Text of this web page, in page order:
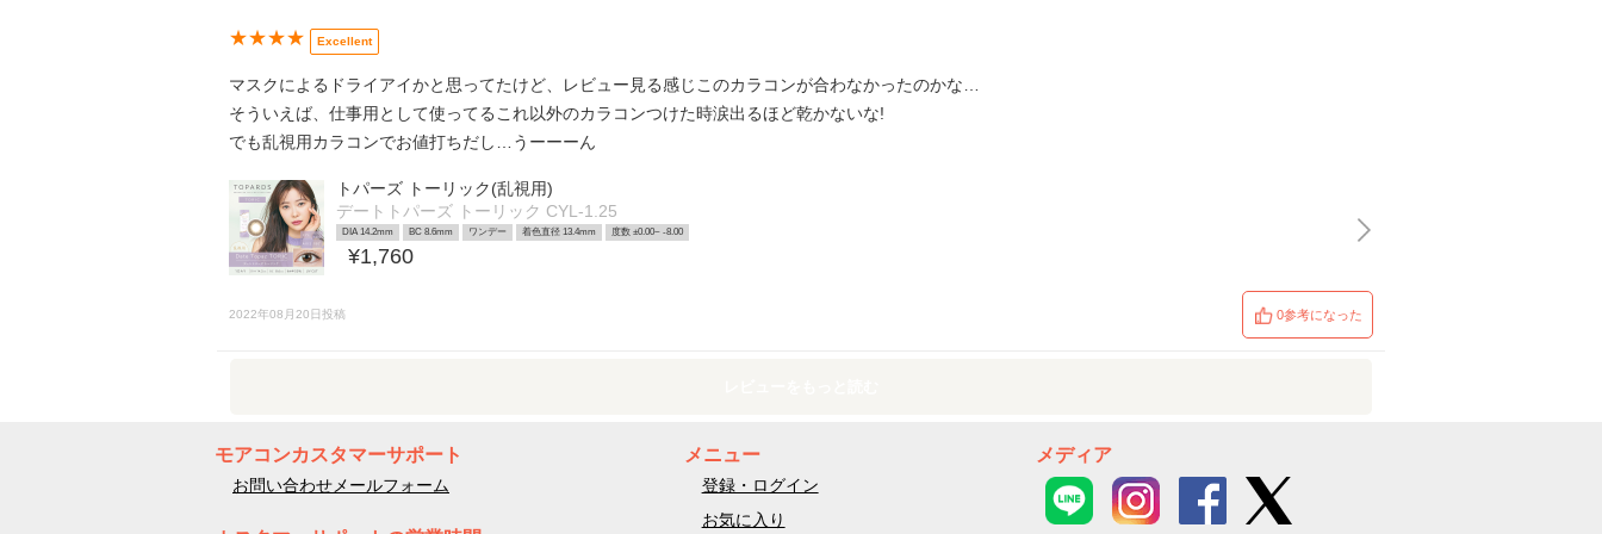
★★★★ Excellent
マスクによるドライアイかと思ってたけど、レビュー見る感じこのカラコンが合わなかったのかな…
そういえば、仕事用として使ってるこれ以外のカラコンつけた時涙出るほど乾かないな!
でも乱視用カラコンでお値打ちだし…うーーーん
トパーズ トーリック(乱視用)
デートトパーズ トーリック CYL-1.25
DIA 14.2mm BC 8.6mm ワンデー 着色直径 13.4mm 度数 ±0.00~ -8.00
¥1,760
2022年08月20日投稿 0参考になった
モアコンカスタマーサポート
お問い合わせメールフォーム
メニュー
登録・ログイン
お気に入り
メディア